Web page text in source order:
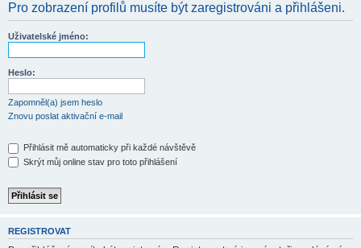
Pro zobrazení profilů musíte být zaregistrováni a přihlášeni.
Uživatelské jméno:
Heslo:
Zapomněl(a) jsem heslo
Znovu poslat aktivační e-mail
Přihlásit mě automaticky při každé návštěvě
Skrýt můj online stav pro toto přihlášení
REGISTROVAT